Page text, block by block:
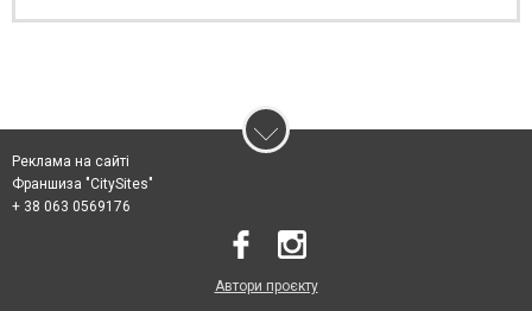
Реклама на сайті
Франшиза "CitySites"
+ 38 063 0569176
Автори проєкту